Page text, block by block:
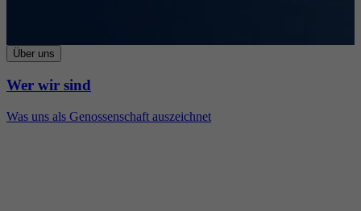
Über uns
Wer wir sind
Was uns als Genossenschaft auszeichnet